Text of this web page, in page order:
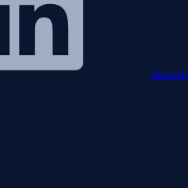
discord